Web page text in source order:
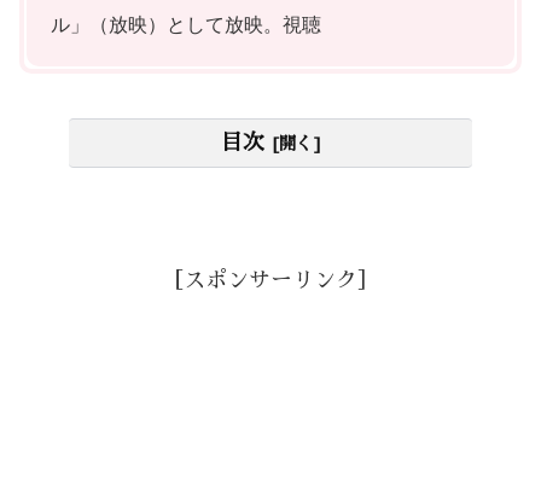
ル」（放映）として放映。視聴
目次
［スポンサーリンク］